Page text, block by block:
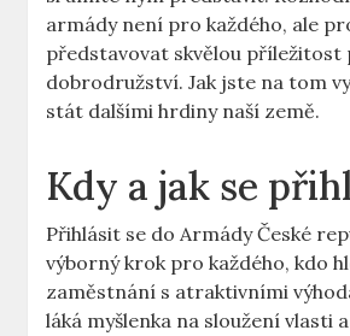
armády není pro každého, ale
představovat skvělou
dobrodružství. Jak jste na tom
stát dalšími hrdiny naší země.
Kdy a jak se
Přihlásit se do Armády České
výborný krok pro každého, kdo
zaměstnání s atraktivními
láká myšlenka na sloužení vlasti